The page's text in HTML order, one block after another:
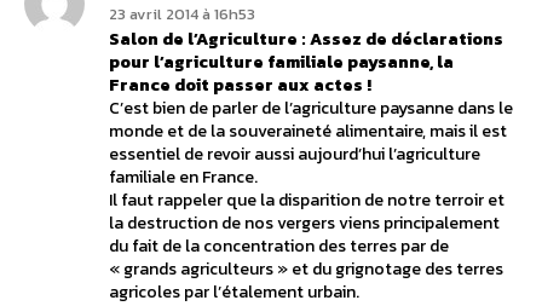
23 avril 2014 à 16h53
Salon de l’Agriculture : Assez de déclarations
pour l’agriculture familiale paysanne, la
France doit passer aux actes !
C’est bien de parler de l’agriculture paysanne dans le
monde et de la souveraineté alimentaire, mais il est
essentiel de revoir aussi aujourd’hui l’agriculture
familiale en France.
Il faut rappeler que la disparition de notre terroir et
la destruction de nos vergers viens principalement
du fait de la concentration des terres par de
« grands agriculteurs » et du grignotage des terres
agricoles par l’étalement urbain.